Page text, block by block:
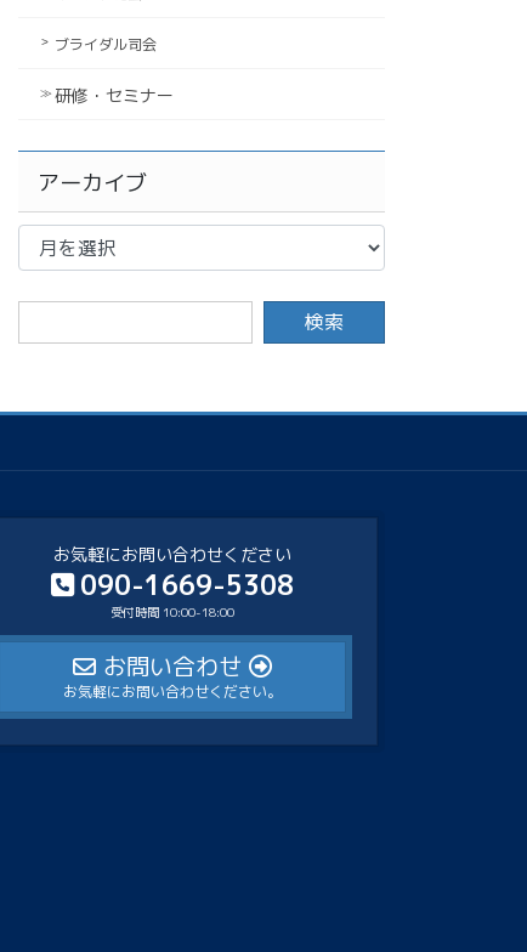
ブライダル司会
研修・セミナー
アーカイブ
ア
ブ
お気軽にお問い合わせください
090-1669-5308
受付時間 10:00-18:00
お問い合わせ
お気軽にお問い合わせください。